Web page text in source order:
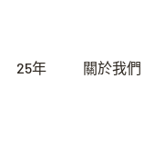
25年 關於我們